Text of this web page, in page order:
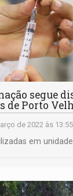
segue
de Porto
de 2022 às 13:55
em